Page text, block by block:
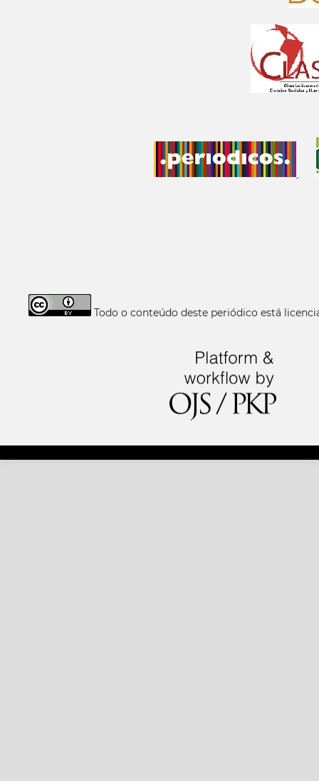
Todo o conteúdo deste periódico está